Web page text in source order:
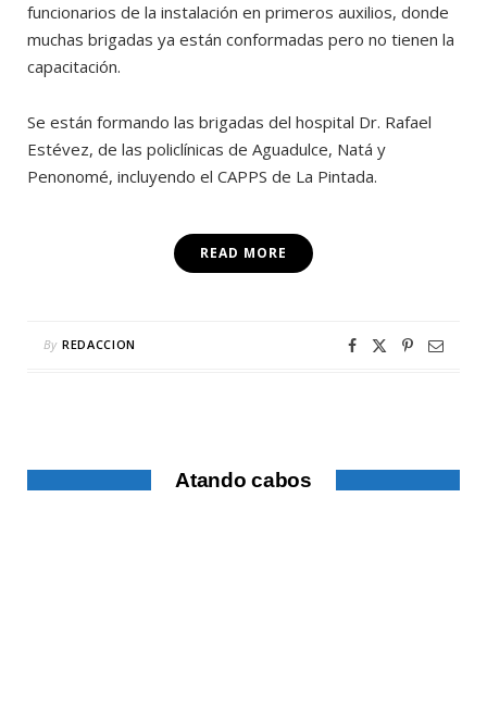
funcionarios de la instalación en primeros auxilios, donde
muchas brigadas ya están conformadas pero no tienen la
capacitación.
Se están formando las brigadas del hospital Dr. Rafael
Estévez, de las policlínicas de Aguadulce, Natá y
Penonomé, incluyendo el CAPPS de La Pintada.
READ MORE
By REDACCION
Atando cabos